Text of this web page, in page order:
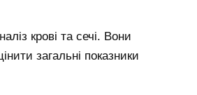
крові та сечі. Вони
загальні показники